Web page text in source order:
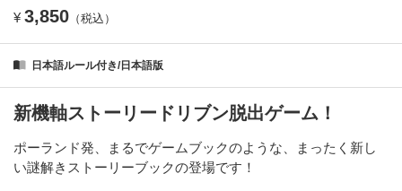
¥ 3,850 （税込）
日本語ルール付き/日本語版
新機軸ストーリードリブン脱出ゲーム！
ポーランド発、まるでゲームブックのような、まったく新し
い謎解きストーリーブックの登場です！